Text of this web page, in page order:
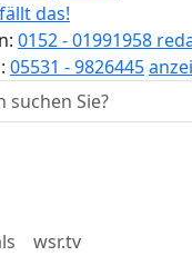
das!
0152 - 01991958
05531 - 9826445
wsr.tv